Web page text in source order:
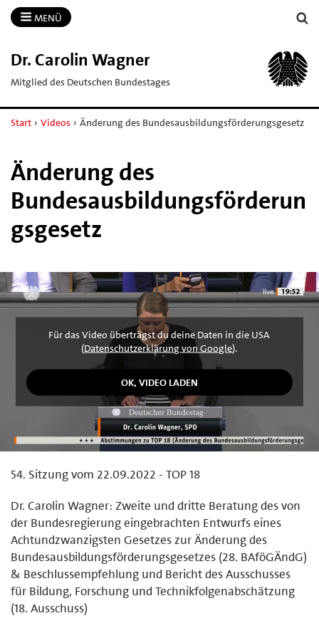
MENÜ
Dr.​ Carolin Wagner
Mitglied des Deutschen Bundestages
Start › Videos › Änderung des Bundesausbildungsförderungsgesetz
Änderung des
Bundesausbildungsförderun
gsgesetz
Für das Video überträgst du deine Daten in die USA
(Datenschutzerklärung von Google).
54. Sitzung vom 22.09.2022 - TOP 18
Dr. Carolin Wagner: Zweite und dritte Beratung des von
der Bundesregierung eingebrachten Entwurfs eines
Achtundzwanzigsten Gesetzes zur Änderung des
Bundesausbildungsförderungsgesetzes (28. BAföGÄndG)
& Beschlussempfehlung und Bericht des Ausschusses
für Bildung, Forschung und Technikfolgenabschätzung
(18. Ausschuss)